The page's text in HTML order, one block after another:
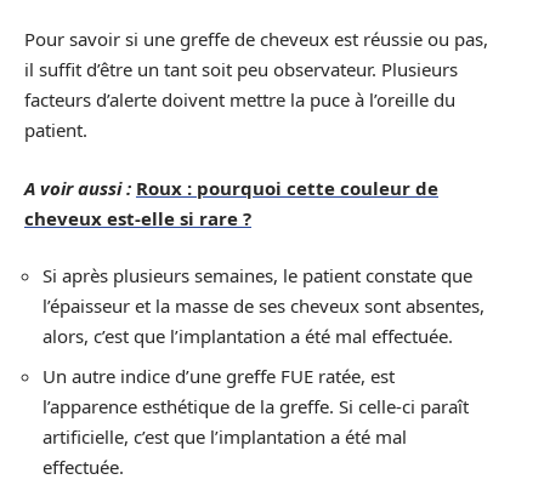
Pour savoir si une greffe de cheveux est réussie ou pas,
il suffit d’être un tant soit peu observateur. Plusieurs
facteurs d’alerte doivent mettre la puce à l’oreille du
patient.
A voir aussi : Roux : pourquoi cette couleur de
cheveux est-elle si rare ?
Si après plusieurs semaines, le patient constate que
l’épaisseur et la masse de ses cheveux sont absentes,
alors, c’est que l’implantation a été mal effectuée.
Un autre indice d’une greffe FUE ratée, est
l’apparence esthétique de la greffe. Si celle-ci paraît
artificielle, c’est que l’implantation a été mal
effectuée.